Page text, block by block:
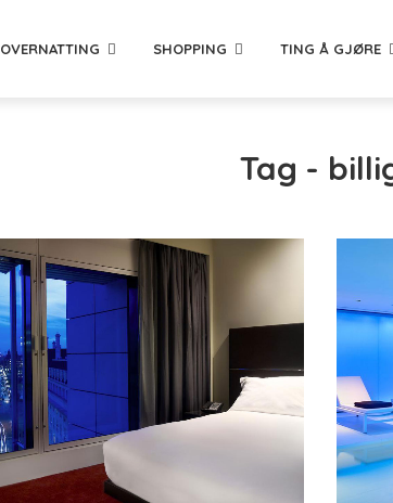
OVERNATTING SHOPPING TING Å GJØRE
Tag -